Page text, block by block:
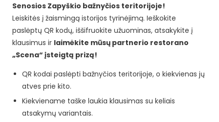
Senosios Zapyškio bažnyčios teritorijoje!
Leiskitės į žaismingą istorijos tyrinėjimą. Ieškokite
paslėptų QR kodų, iššifruokite užuominas, atsakykite į
klausimus ir laimėkite mūsų partnerio restorano
„Scena“ įsteigtą prizą!
QR kodai paslėpti bažnyčios teritorijoje, o kiekvienas jų
atves prie kito.
Kiekviename taške laukia klausimas su keliais
atsakymų variantais.